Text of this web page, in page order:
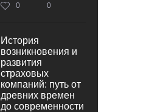
0 0
История
возникновения и
развития
страховых
компаний: путь от
древних времен
до современности